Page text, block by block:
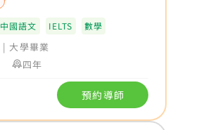
中國語文 IELTS 數學
| 大學畢業
四年
預約導師